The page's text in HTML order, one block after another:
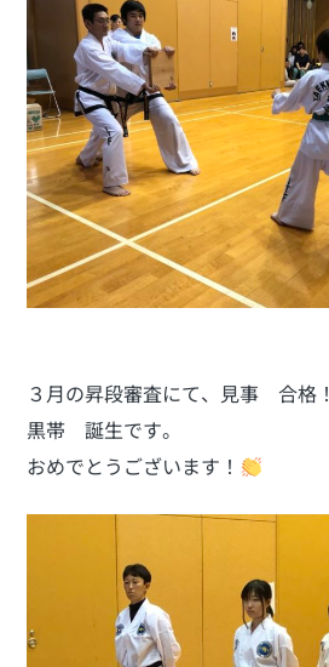
３月の昇段審査にて、見事 合格！
黒帯 誕生です。
おめでとうございます！